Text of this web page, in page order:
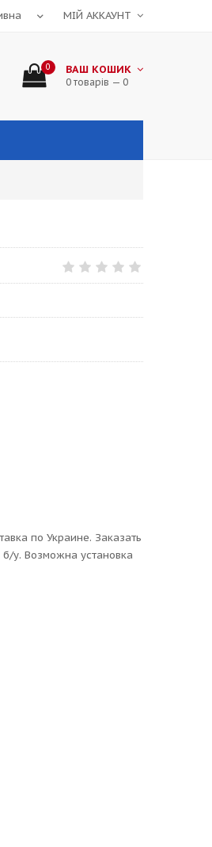
МІЙ АККАУНТ
0 ВАШ КОШИК
0 товарів — 0
по Украине. Заказать
у. Возможна установка